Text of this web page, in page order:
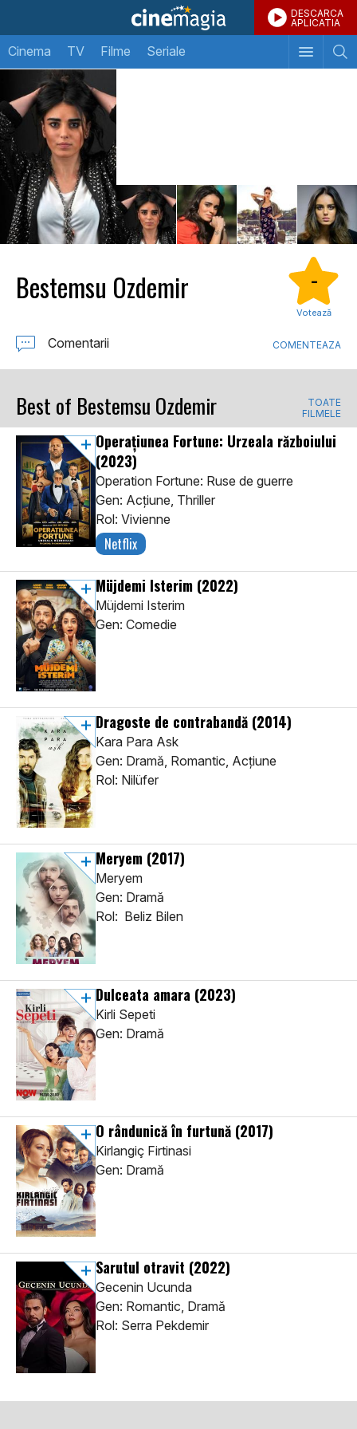
DESCARCA
APLICATIA
Cinema TV Filme Seriale
Bestemsu Ozdemir -
Votează
Comentarii COMENTEAZA
Best of Bestemsu Ozdemir
TOATE
FILMELE
Operațiunea Fortune: Urzeala războiului
(2023)
Operation Fortune: Ruse de guerre
Gen: Acţiune, Thriller
Rol: Vivienne
Netflix
Müjdemi Isterim (2022)
Müjdemi Isterim
Gen: Comedie
Dragoste de contrabandă (2014)
Kara Para Ask
Gen: Dramă, Romantic, Acţiune
Rol: Nilüfer
Meryem (2017)
Meryem
Gen: Dramă
Rol: Beliz Bilen
Dulceata amara (2023)
Kirli Sepeti
Gen: Dramă
O rândunică în furtună (2017)
Kirlangiç Firtinasi
Gen: Dramă
Sarutul otravit (2022)
Gecenin Ucunda
Gen: Romantic, Dramă
Rol: Serra Pekdemir